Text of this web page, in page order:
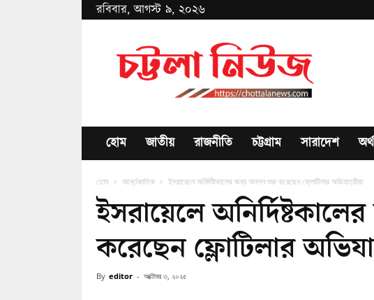
রবিবার, আগস্ট ৯, ২০২৬
Chottala
News
হোম জাতীয় রাজনীতি চট্টগ্রাম সারাদেশ
হোম আর্ন্তজাতিক ইসরায়েলে অনির্দিষ্টকালের জন্য অনশন শুরু করেছেন ফ্লোটিলার অভিযাত্রীরা
ইসরায়েলে
করেছেন ফ্লোটিলার
By editor - অক্টোবর ৩, ২০২৫